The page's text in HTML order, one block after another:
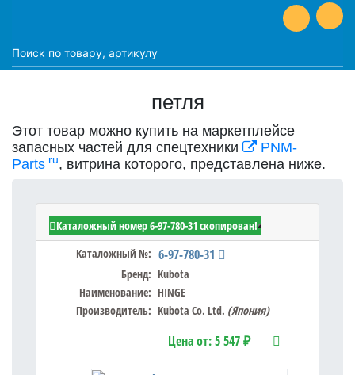
петля
Этот товар можно купить на маркетплейсе
запасных частей для спецтехники
PNM-
Parts.ru, витрина которого, представлена ниже.
Kubota 6-97-780-31 - HINGE
Каталожный №: 6-97-780-31
Бренд: Kubota
Наименование: HINGE
Производитель: Kubota Co. Ltd. (Япония)
Цена от:5 547 ₽
Каталожный номер 6-97-780-31 скопирован!